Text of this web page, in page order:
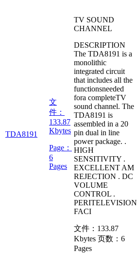
TDA8191
文
件：
133.87
Kbytes
Page：
6
Pages
TV SOUND
CHANNEL
DESCRIPTION
The TDA8191 is a
monolithic
integrated circuit
that includes all the
functionsneeded
fora completeTV
sound channel. The
TDA8191 is
assembled in a 20
pin dual in line
power package. .
HIGH
SENSITIVITY .
EXCELLENT AM
REJECTION . DC
VOLUME
CONTROL .
PERITELEVISION
FACI
文件： 133.87
Kbytes 页数： 6
Pages